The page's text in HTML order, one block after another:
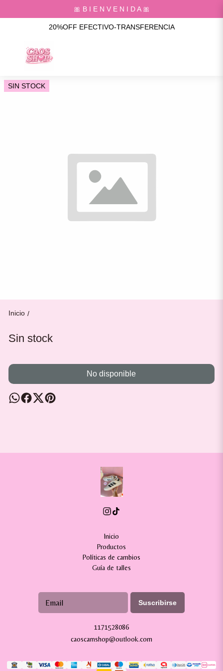
🎀 B I E N V E N I D A 🎀
20%OFF EFECTIVO-TRANSFERENCIA
SIN STOCK
Inicio /
Sin stock
No disponible
Inicio
Productos
Políticas de cambios
Guía de talles
Suscribirse
1171528086
caoscamshop@outlook.com